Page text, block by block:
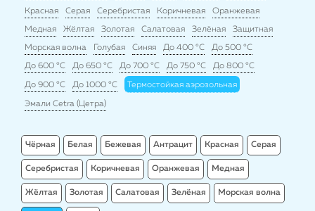
Красная Серая Серебристая Коричневая Оранжевая
Медная Жёлтая Золотая Салатовая Зелёная Защитная
Морская волна Голубая Синяя До 400 °C До 500 °C
До 600 °C До 650 °C До 700 °C До 750 °C До 800 °C
До 900 °C До 1000 °C Термостойкая аэрозольная
Эмали Cetra (Цетра)
Чёрная Белая Бежевая Антрацит Красная Серая
Серебристая Коричневая Оранжевая Медная
Жёлтая Золотая Салатовая Зелёная Морская волна